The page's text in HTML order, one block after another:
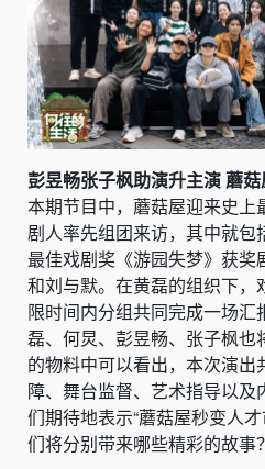
彭昱畅张子枫助演升主演 蘑
本期节目中，蘑菇屋迎来史
剧人率先组团来访，其中就包
最佳戏剧奖《游园失梦》获奖
和刘与默。在黄磊的组织下，
限时间内分组共同完成一场
磊、何炅、彭昱畅、张子枫也
的物料中可以看出，本次演
障、舞台监督、艺术指导以及
们期待地表示“蘑菇屋秒变人
们将分别带来哪些精彩的故事？